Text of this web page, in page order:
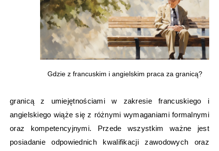
Gdzie z francuskim i angielskim praca za granicą?
granicą z umiejętnościami w zakresie francuskiego i
angielskiego wiąże się z różnymi wymaganiami formalnymi
oraz kompetencyjnymi. Przede wszystkim ważne jest
posiadanie odpowiednich kwalifikacji zawodowych oraz